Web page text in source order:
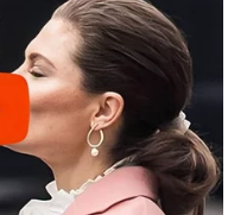
CƏMİYYƏT
gözləyir
0